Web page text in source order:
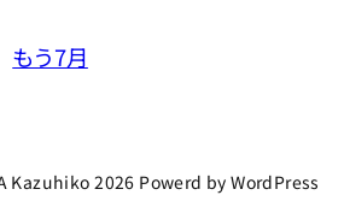
もう7月
Kazuhiko 2026 Powerd by WordPress